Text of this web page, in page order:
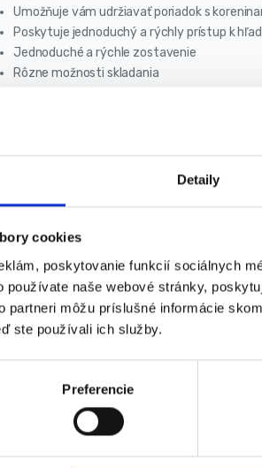
Detaily
cookies
poskytovanie funkcií sociálnych
používate naše webové stránky,
partneri môžu príslušné informácie
ste používali ich služby.
Preferencie
Umožňuje vám udržiavať poriadok s
Poskytuje jednoduchý a rýchly prístup k
Jednoduché a rýchle zostavenie
Rôzne možnosti skladania
Maximálna výška: 31 cm
Maximálna šírka: 41,5 cm
Minimálna šírka: 18,5 cm
Dĺžka: 26,5 cm
obsajuje
8x nohy 10cm
8x nohy 14cm
4x stabilizátory nôh